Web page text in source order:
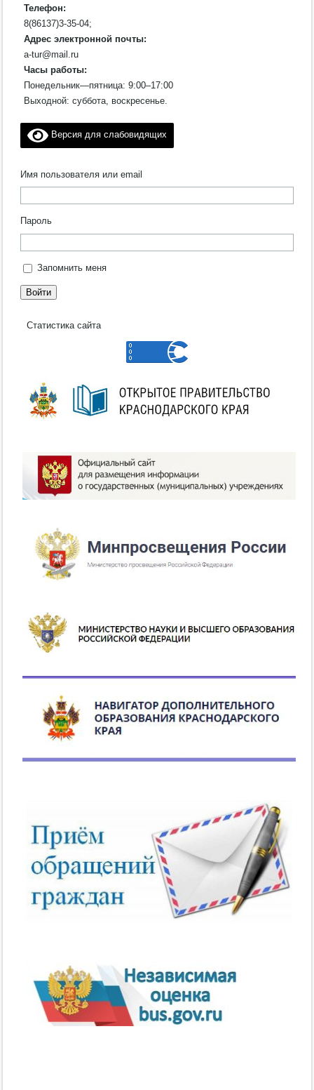
Телефон:
8(86137)3-35-04;
Адрес электронной почты:
a-tur@mail.ru
Часы работы:
Понедельник—пятница: 9:00–17:00
Выходной: суббота, воскресенье.
Версия для слабовидящих
Имя пользователя или email
Пароль
Запомнить меня
Войти
Статистика сайта